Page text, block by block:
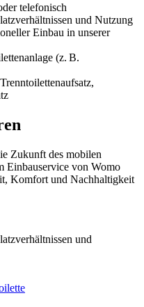
telefonisch
und Nutzung
Einbau in unserer
(z. B.
Zukunft des mobilen
Einbauservice von Womo
Komfort und Nachhaltigkeit
und